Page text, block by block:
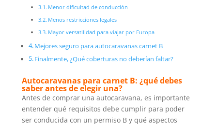
Menor dificultad de conducción
Menos restricciones legales
Mayor versatilidad para viajar por Europa
Mejores seguro para autocaravanas carnet B
Finalmente, ¿Qué coberturas no deberían faltar?
Autocaravanas para carnet B: ¿qué debes
saber antes de elegir una?
Antes de comprar una autocaravana, es importante
entender qué requisitos debe cumplir para poder
ser conducida con un permiso B y qué aspectos